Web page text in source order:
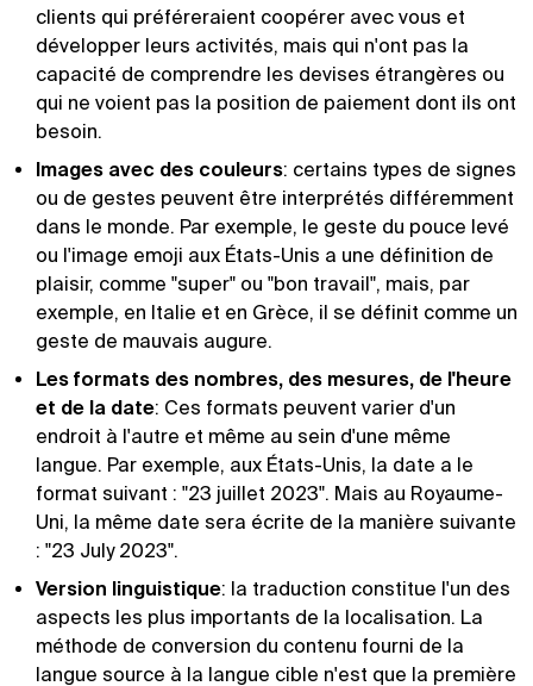
clients qui préféreraient coopérer avec vous et
développer leurs activités, mais qui n'ont pas la
capacité de comprendre les devises étrangères ou
qui ne voient pas la position de paiement dont ils ont
besoin.
Images avec des couleurs: certains types de signes
ou de gestes peuvent être interprétés différemment
dans le monde. Par exemple, le geste du pouce levé
ou l'image emoji aux États-Unis a une définition de
plaisir, comme "super" ou "bon travail", mais, par
exemple, en Italie et en Grèce, il se définit comme un
geste de mauvais augure.
Les formats des nombres, des mesures, de l'heure
et de la date: Ces formats peuvent varier d'un
endroit à l'autre et même au sein d'une même
langue. Par exemple, aux États-Unis, la date a le
format suivant : "23 juillet 2023". Mais au Royaume-
Uni, la même date sera écrite de la manière suivante
: "23 July 2023".
Version linguistique: la traduction constitue l'un des
aspects les plus importants de la localisation. La
méthode de conversion du contenu fourni de la
langue source à la langue cible n'est que la première